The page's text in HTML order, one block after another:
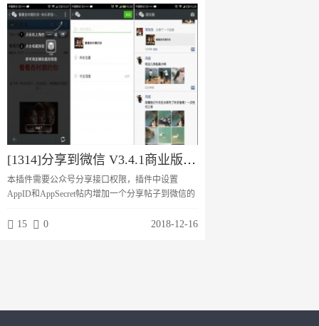
面高效快捷详细功能介绍同时支持论坛帖子推送，
支持门户文章推送，群组内容推送推送URL以伪静
态优先，真正迎合搜索引擎做seo支持手动推送，...
[1314]分享到微信 V3.4.1商业版【价值299元】
本插件需要公众号分享接口权限，插件中设置
AppID和AppSecret帖内增加一个分享帖子到微信的
到微信的操作方法，引导会员将帖子分享到微信朋
2018-12-16
15 0